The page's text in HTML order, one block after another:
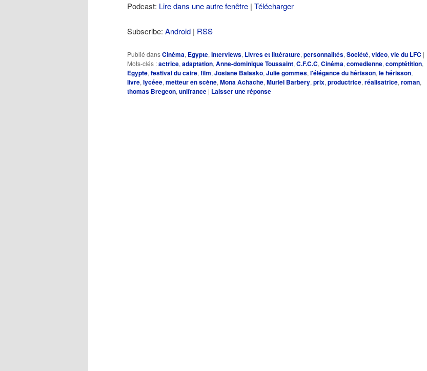
Podcast: Lire dans une autre fenêtre | Télécharger
Subscribe: Android | RSS
Publié dansCinéma, Egypte, Interviews, Livres et littérature, personnalités, Société, video, vie du LFC |
Mots-clés :actrice, adaptation, Anne-dominique Toussaint, C.F.C.C, Cinéma, comedienne, comptétition,
Egypte, festival du caire, film, Josiane Balasko, Julie gommes, l'élégance du hérisson, le hérisson,
livre, lycéee, metteur en scène, Mona Achache, Muriel Barbery, prix, productrice, réalisatrice, roman,
thomas Bregeon, unifrance | Laisser une réponse